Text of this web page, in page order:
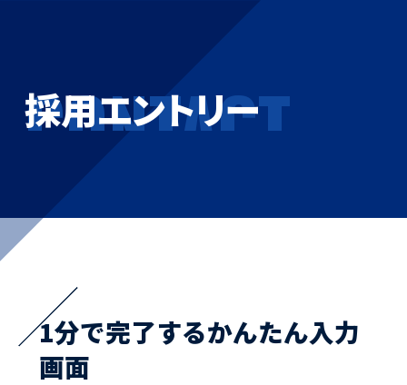
採用エントリー
CONTACT
1分で完了するかんたん入力
画面